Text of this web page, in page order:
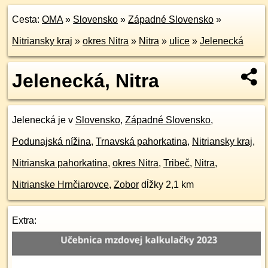
Cesta: OMA» Slovensko » Západné Slovensko »
Nitriansky kraj » okres Nitra » Nitra » ulice » Jelenecká
Jelenecká, Nitra
Jelenecká je v Slovensko, Západné Slovensko,
Podunajská nížina, Trnavská pahorkatina, Nitriansky kraj,
Nitrianska pahorkatina, okres Nitra, Tribeč, Nitra,
Nitrianske Hrnčiarovce, Zobor dĺžky 2,1 km
Extra: